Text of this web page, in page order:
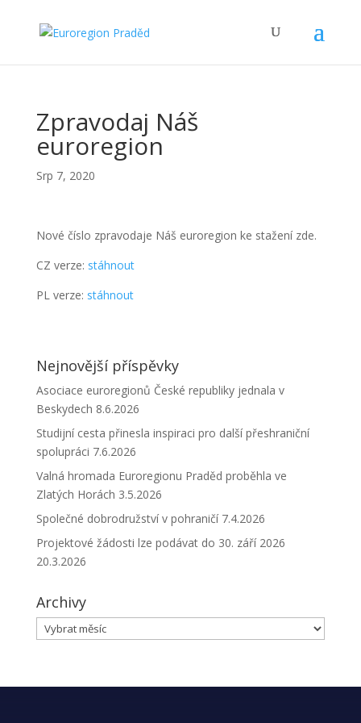
Zpravodaj Náš
euroregion
Srp 7, 2020
Nové číslo zpravodaje Náš euroregion ke stažení zde.
CZ verze: stáhnout
PL verze: stáhnout
Nejnovější příspěvky
Asociace euroregionů České republiky jednala v
Beskydech 8.6.2026
Studijní cesta přinesla inspiraci pro další přeshraniční
spolupráci 7.6.2026
Valná hromada Euroregionu Praděd proběhla ve
Zlatých Horách 3.5.2026
Společné dobrodružství v pohraničí 7.4.2026
Projektové žádosti lze podávat do 30. září 2026
20.3.2026
Archivy
Archivy